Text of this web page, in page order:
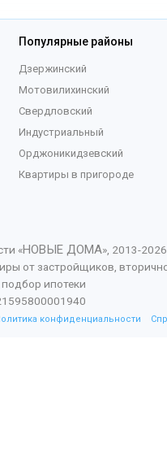
Популярные районы
Дзержинский
Мотовилихинский
Свердловский
Индустриальный
Орджоникидзевский
Квартиры в пригороде
«НОВЫЕ ДОМА», 2013-2026
от застройщиков,
ипотеки
конфиденциальности